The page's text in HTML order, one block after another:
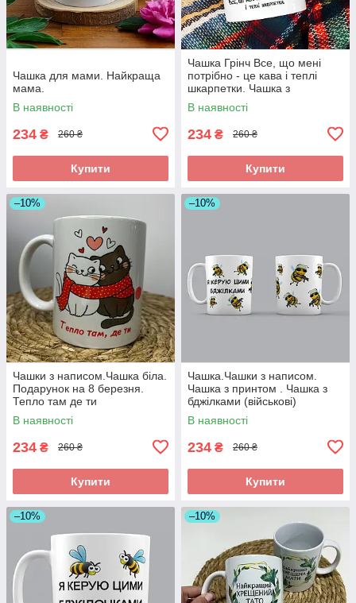
Чашка для мами. Найкраща
мама.
В наявності
234 ₴ 260 ₴
Купити
Чашка Грінч Все, що мені
потрібно - це кава і теплі
шкарпетки. Чашка з
новорічним принтом.
В наявності
234 ₴ 260 ₴
Купити
–10%
Чашки з написом.Чашка біла.
Подарунок на 8 березня.
Тепло там де ти
В наявності
234 ₴ 260 ₴
Купити
–10%
Чашка.Чашки з написом.
Чашка з принтом . Чашка з
бджілками (військові)
В наявності
234 ₴ 260 ₴
Купити
–10% –10%